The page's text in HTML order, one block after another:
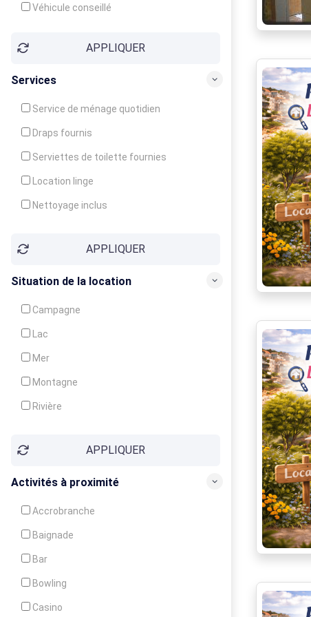
Véhicule conseillé
APPLIQUER
Services
Service de ménage quotidien
Draps fournis
Serviettes de toilette fournies
Location linge
Nettoyage inclus
Garde d'enfants
Crèche
APPLIQUER
Situation de la location
Campagne
Lac
Mer
Montagne
Rivière
APPLIQUER
Activités à proximité
Accrobranche
Baignade
Bar
Bowling
Casino